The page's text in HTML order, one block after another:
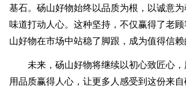
基石。砀山好物始终以品质为根，以诚意
味道打动人心。这种坚持，不仅赢得了老
山好物在市场中站稳了脚跟，成为值得信赖
未来，砀山好物将继续以初心致匠心，
用品质赢得人心，让更多人感受到这份来